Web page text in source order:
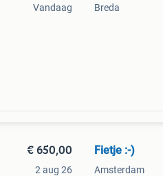
Vandaag Breda
€ 650,00
2 aug 26
Fietje :-)
Amsterdam